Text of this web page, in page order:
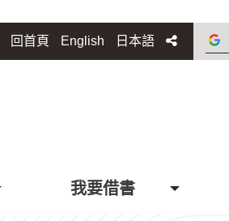
回首頁 English 日本語 分享
請
選
我要借書